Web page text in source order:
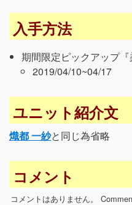
入手方法
期間限定ピックアップ
2019/04/10~04/17
ユニット紹介文
熾都 一紗と同じ為省略
コメント
コメントはありません。